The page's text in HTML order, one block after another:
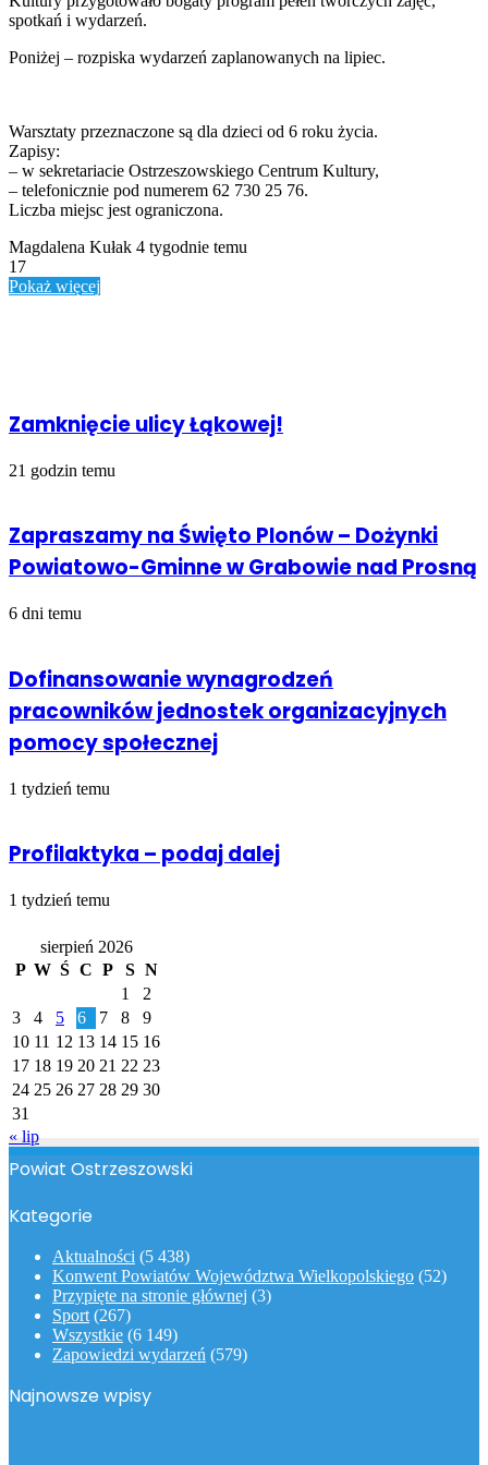
spotkań i wydarzeń.
Poniżej – rozpiska wydarzeń zaplanowanych na lipiec.
Warsztaty przeznaczone są dla dzieci od 6 roku życia.
Zapisy:
– w sekretariacie Ostrzeszowskiego Centrum Kultury,
– telefonicznie pod numerem 62 730 25 76.
Liczba miejsc jest ograniczona.
Magdalena Kułak Send
4 tygodnie temu
17
Pokaż więcej
Zamknięcie ulicy Łąkowej!
21 godzin temu
Zapraszamy na Święto Plonów – Dożynki
Powiatowo-Gminne w Grabowie nad Prosną
6 dni temu
Dofinansowanie wynagrodzeń
pracowników jednostek organizacyjnych
pomocy społecznej
1 tydzień temu
Profilaktyka – podaj dalej
1 tydzień temu
sierpień 2026
P W Ś C P S N
1
2
3
4 5 6 7 8
9
10 11 12 13 14 15 16
17 18 19 20 21 22 23
24 25 26 27 28 29 30
31
« lip
Powiat Ostrzeszowski
Kategorie
Aktualności (5 438)
Konwent Powiatów Województwa Wielkopolskiego (52)
Przypięte na stronie głównej (3)
Sport (267)
Wszystkie (6 149)
Zapowiedzi wydarzeń (579)
Najnowsze wpisy